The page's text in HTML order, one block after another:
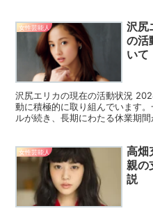
女性芸能人
沢尻
の活
いて
沢尻エリカの現在の活動状況
動に積極的に取り組んでいます
ルが続き、長期にわたる休業期
女性芸能人
高畑
親の
説